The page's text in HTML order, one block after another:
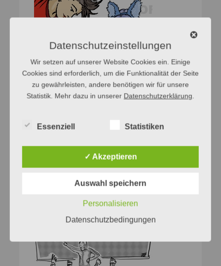
Datenschutzeinstellungen
Wir setzen auf unserer Website Cookies ein. Einige
Cookies sind erforderlich, um die Funktionalität der Seite
zu gewährleisten, andere benötigen wir für unsere
Statistik. Mehr dazu in unserer Datenschutzerklärung
Essenziell Statistiken
✓ Akzeptieren
Auswahl speichern
Personalisieren
Datenschutzbedingungen